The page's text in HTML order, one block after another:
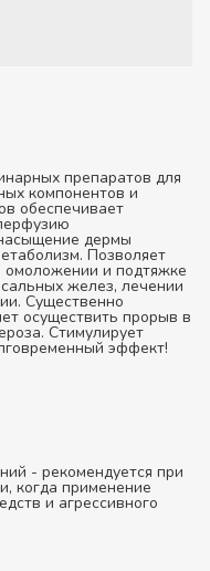
препаратов для
компонентов и
обеспечивает
дермы
Позволяет
омоложении и подтяжке
желез, лечении
Существенно
осуществить прорыв в
Стимулирует
эффект!
- рекомендуется при
когда применение
и агрессивного